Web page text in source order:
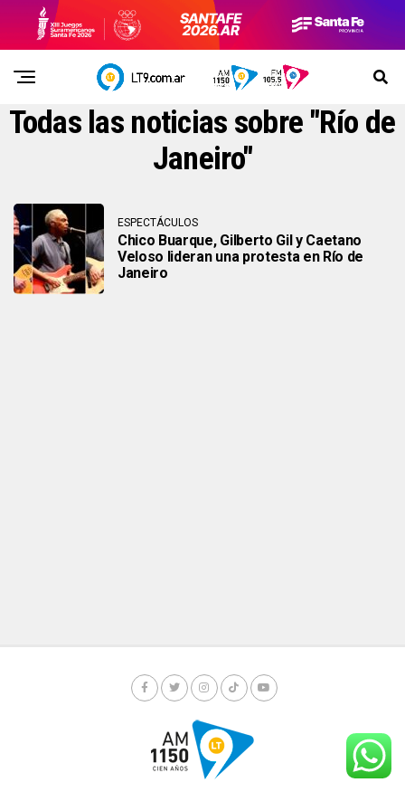
Todas las noticias sobre "Río de
Janeiro"
ESPECTÁCULOS
Chico Buarque, Gilberto Gil y Caetano
Veloso lideran una protesta en Río de
Janeiro